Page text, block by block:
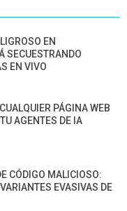
EN
SECUESTRANDO
EN VIVO
PÁGINA WEB
AGENTES DE IA
CÓDIGO MALICIOSO:
EVASIVAS DE